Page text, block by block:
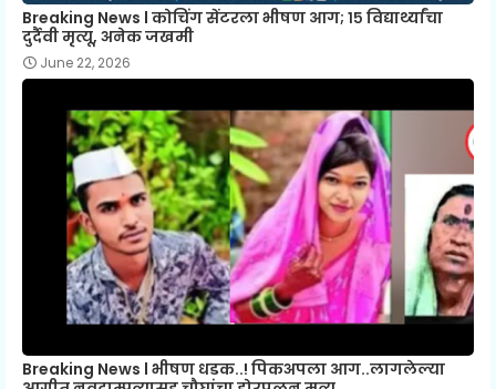
Breaking News l कोचिंग सेंटरला भीषण आग; १५ विद्यार्थ्यांचा
दुर्दैवी मृत्यू, अनेक जखमी
June 22, 2026
Breaking News l भीषण धडक..! पिकअपला आग..लागलेल्या